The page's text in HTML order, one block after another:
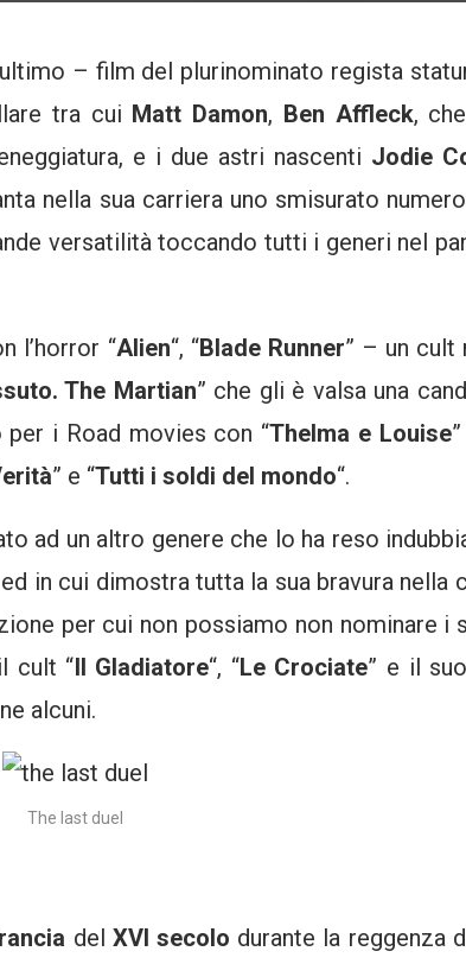
– film del plurinominato regista
tra cui Matt Damon, Ben Affleck,
e i due astri nascenti Jodie
nella sua carriera uno smisurato
versatilità toccando tutti i generi nel
l’horror “Alien“, “Blade Runner” – un cult
The Martian” che gli è valsa una
i Road movies con “Thelma e Louise
” e “Tutti i soldi del mondo“.
ad un altro genere che lo ha reso
in cui dimostra tutta la sua bravura nella
per cui non possiamo non nominare i
cult “Il Gladiatore“, “Le Crociate” e il
alcuni.
The last duel
del XVI secolo durante la reggenza